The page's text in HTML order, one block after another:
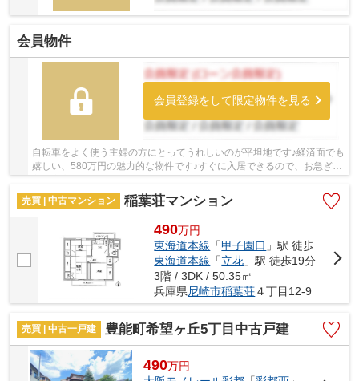
会員物件
会員登録をして限定物件を見る
自転車をよく使う主婦の方にとってうれしいのが平坦地です♪経済面でも
嬉しい、580万円の魅力的な物件です♪すぐに入居できるので、お急ぎの
売買 | 中古マンション
稲葉荘マンション
490万円
東海道本線 「甲子園口 」駅 徒歩23分
東海道本線 「立花 」駅 徒歩19分
3階 / 3DK / 50.35㎡
兵庫県尼崎市稲葉荘４丁目12-9
売買 | 中古一戸建 豊能町希望ヶ丘5丁目中古戸建
490万円